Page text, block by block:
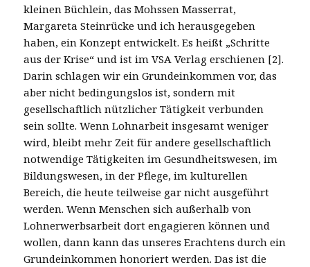
kleinen Büchlein, das Mohssen Masserrat,
Margareta Steinrücke und ich herausgegeben
haben, ein Konzept entwickelt. Es heißt „Schritte
aus der Krise“ und ist im VSA Verlag erschienen [2].
Darin schlagen wir ein Grundeinkommen vor, das
aber nicht bedingungslos ist, sondern mit
gesellschaftlich nützlicher Tätigkeit verbunden
sein sollte. Wenn Lohnarbeit insgesamt weniger
wird, bleibt mehr Zeit für andere gesellschaftlich
notwendige Tätigkeiten im Gesundheitswesen, im
Bildungswesen, in der Pflege, im kulturellen
Bereich, die heute teilweise gar nicht ausgeführt
werden. Wenn Menschen sich außerhalb von
Lohnerwerbsarbeit dort engagieren können und
wollen, dann kann das unseres Erachtens durch ein
Grundeinkommen honoriert werden. Das ist die